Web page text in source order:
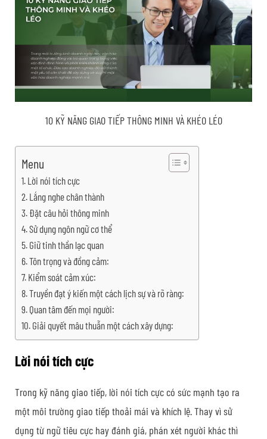
10 KỸ NĂNG GIAO TIẾP THÔNG MINH VÀ KHÉO LÉO
Menu
Lời nói tích cực
Lắng nghe chân thành
Đặt câu hỏi thông minh
Sử dụng ngôn ngữ cơ thể
Giữ tinh thần lạc quan
Tôn trọng và đồng cảm:
Kiểm soát cảm xúc:
Truyền đạt ý kiến một cách lịch sự và rõ ràng:
Quan tâm đến mọi người:
Giải quyết mâu thuẫn một cách xây dựng:
Lời nói tích cực
Trong kỹ năng giao tiếp, lời nói tích cực có sức mạnh tạo ra
một môi trường giao tiếp thoải mái và khích lệ. Thay vì sử
dụng từ ngữ tiêu cực hay đánh giá, phán xét người khác thì